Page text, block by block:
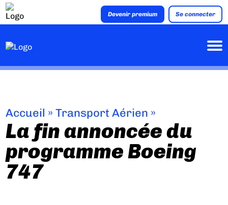
Devenir premium Se connecter
Accueil »Transport Aérien »
La fin annoncée du
programme Boeing
747